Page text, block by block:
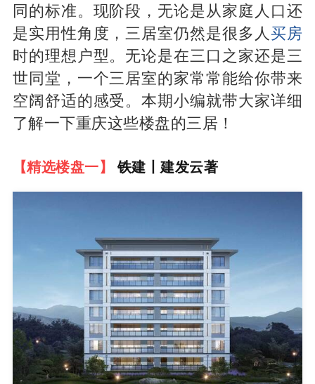
同的标准。现阶段，无论是从家庭人口还
是实用性角度，三居室仍然是很多人 买房
时的理想户型。无论是在三口之家还是三
世同堂，一个三居室的家常常能给你带来
空阔舒适的感受。本期小编就带大家详细
了解一下重庆这些楼盘的三居！
【精选楼盘一】 铁建丨建发云著